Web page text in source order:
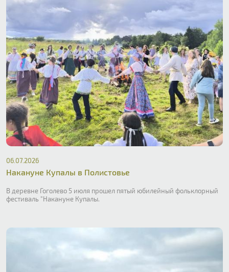
06.07.2026
Накануне Купалы в Полистовье
В деревне Гоголево 5 июля прошел пятый юбилейный фольклорный
фестиваль "Накануне Купалы.